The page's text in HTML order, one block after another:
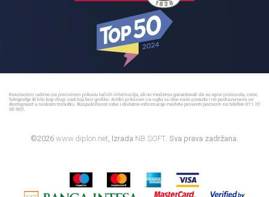
©2026 www.diplon.net , Izrada NB SOFT . Sva prava zadržana.